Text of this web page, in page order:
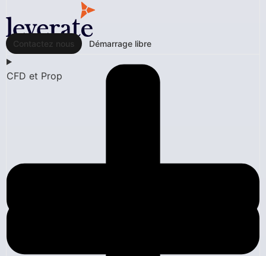
Contactez nous Démarrage libre
CFD et Prop